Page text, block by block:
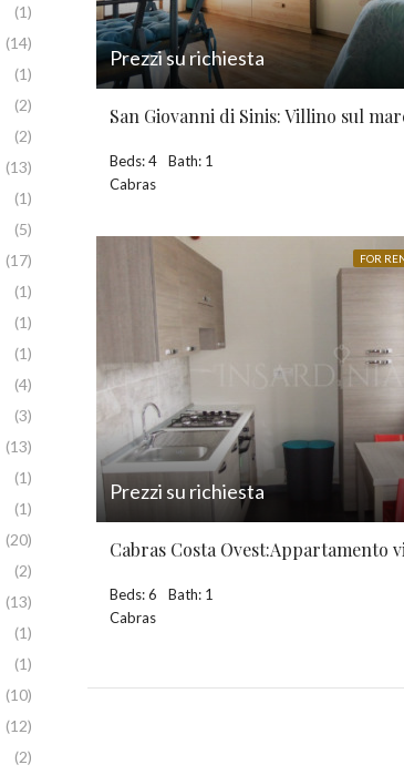
Prezzi su richiesta
San Giovanni di Sinis: Villino sul
Beds: 4
Bath: 1
Cabras
FOR
Prezzi su richiesta
Cabras Costa Ovest:Appartamento
Beds: 6
Bath: 1
Cabras
(1)
(14)
(1)
(2)
(2)
(13)
(1)
(5)
(17)
(1)
(1)
(1)
(4)
(3)
(13)
(1)
(1)
(20)
(2)
(13)
(1)
(1)
(10)
(12)
(2)